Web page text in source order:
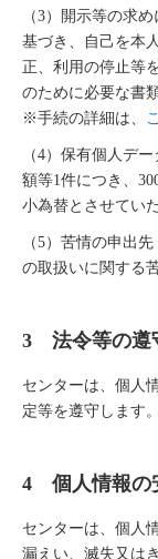
（3）開示等の求
基づき、自己を本
正、利用の停止等
のために必要な書
※手続の詳細は、
（4）保有個人デ
額等1件につき、
小為替とさせてい
（5）苦情の申出
の取扱いに関する
3 法令等の遵
センターは、個人
定等を遵守します。
4 個人情報の
センターは、個人
漏えい、滅失又は